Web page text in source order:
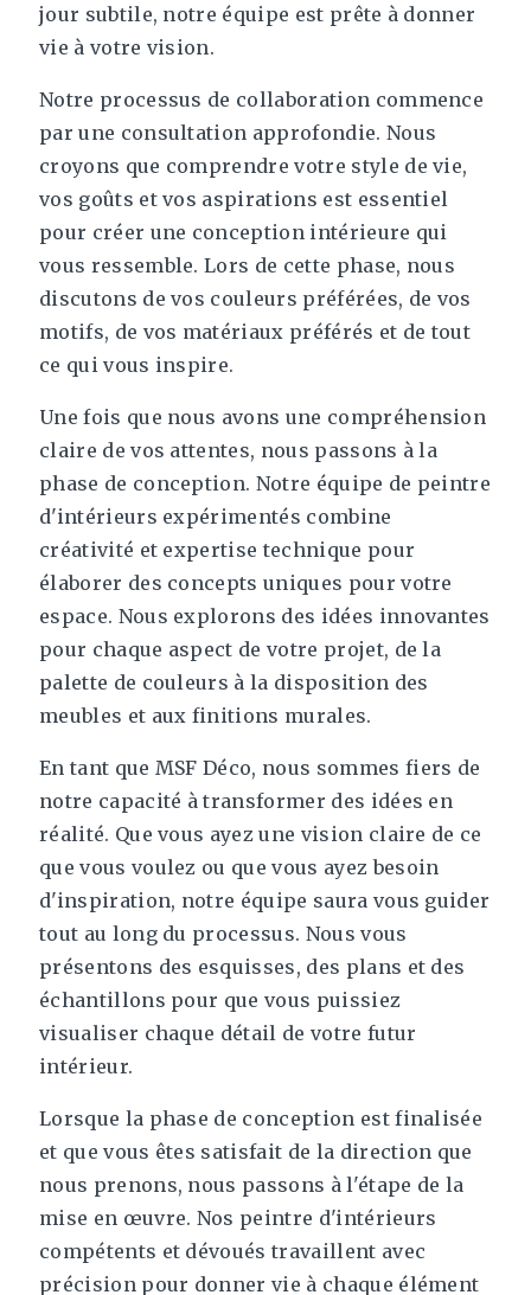
jour subtile, notre équipe est prête à donner
vie à votre vision.
Notre processus de collaboration commence
par une consultation approfondie. Nous
croyons que comprendre votre style de vie,
vos goûts et vos aspirations est essentiel
pour créer une conception intérieure qui
vous ressemble. Lors de cette phase, nous
discutons de vos couleurs préférées, de vos
motifs, de vos matériaux préférés et de tout
ce qui vous inspire.
Une fois que nous avons une compréhension
claire de vos attentes, nous passons à la
phase de conception. Notre équipe de peintre
d'intérieurs expérimentés combine
créativité et expertise technique pour
élaborer des concepts uniques pour votre
espace. Nous explorons des idées innovantes
pour chaque aspect de votre projet, de la
palette de couleurs à la disposition des
meubles et aux finitions murales.
En tant que MSF Déco, nous sommes fiers de
notre capacité à transformer des idées en
réalité. Que vous ayez une vision claire de ce
que vous voulez ou que vous ayez besoin
d'inspiration, notre équipe saura vous guider
tout au long du processus. Nous vous
présentons des esquisses, des plans et des
échantillons pour que vous puissiez
visualiser chaque détail de votre futur
intérieur.
Lorsque la phase de conception est finalisée
et que vous êtes satisfait de la direction que
nous prenons, nous passons à l'étape de la
mise en œuvre. Nos peintre d'intérieurs
compétents et dévoués travaillent avec
précision pour donner vie à chaque élément